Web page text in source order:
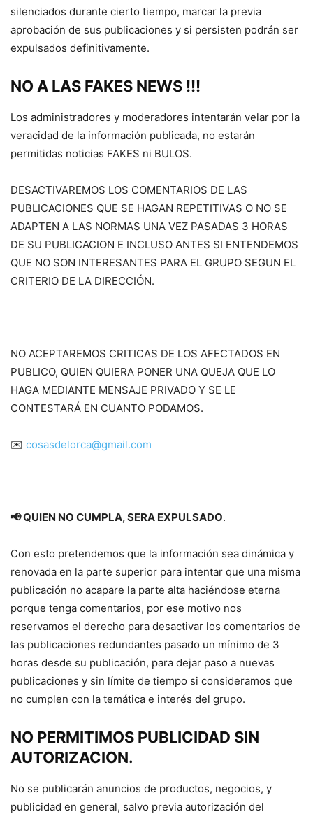
silenciados durante cierto tiempo, marcar la previa
aprobación de sus publicaciones y si persisten podrán ser
expulsados definitivamente.
NO A LAS FAKES NEWS !!!
Los administradores y moderadores intentarán velar por la
veracidad de la información publicada, no estarán
permitidas noticias FAKES ni BULOS.
DESACTIVAREMOS LOS COMENTARIOS DE LAS
PUBLICACIONES QUE SE HAGAN REPETITIVAS O NO SE
ADAPTEN A LAS NORMAS UNA VEZ PASADAS 3 HORAS
DE SU PUBLICACION E INCLUSO ANTES SI ENTENDEMOS
QUE NO SON INTERESANTES PARA EL GRUPO SEGUN EL
CRITERIO DE LA DIRECCIÓN.
NO ACEPTAREMOS CRITICAS DE LOS AFECTADOS EN
PUBLICO, QUIEN QUIERA PONER UNA QUEJA QUE LO
HAGA MEDIANTE MENSAJE PRIVADO Y SE LE
CONTESTARÁ EN CUANTO PODAMOS.
✉️ cosasdelorca@gmail.com
📢 QUIEN NO CUMPLA, SERA EXPULSADO.
Con esto pretendemos que la información sea dinámica y
renovada en la parte superior para intentar que una misma
publicación no acapare la parte alta haciéndose eterna
porque tenga comentarios, por ese motivo nos
reservamos el derecho para desactivar los comentarios de
las publicaciones redundantes pasado un mínimo de 3
horas desde su publicación, para dejar paso a nuevas
publicaciones y sin límite de tiempo si consideramos que
no cumplen con la temática e interés del grupo.
NO PERMITIMOS PUBLICIDAD SIN
AUTORIZACION.
No se publicarán anuncios de productos, negocios, y
publicidad en general, salvo previa autorización del